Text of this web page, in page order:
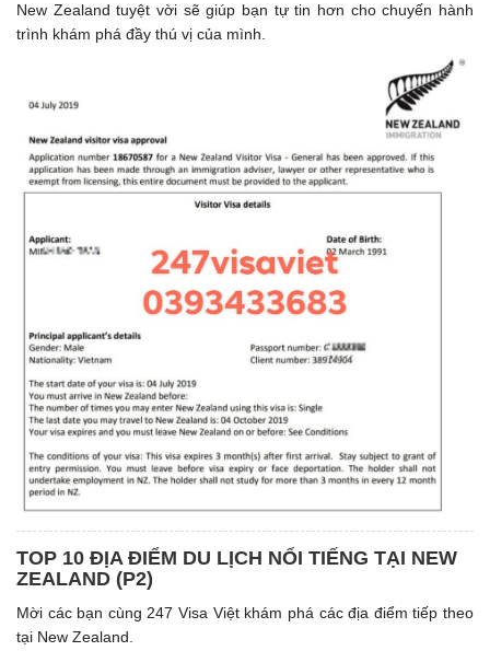
New Zealand tuyệt vời sẽ giúp bạn tự tin hơn cho chuyến hành
trình khám phá đầy thú vị của mình.
TOP 10 ĐỊA ĐIỂM DU LỊCH NỔI TIẾNG TẠI NEW
ZEALAND (P2)
Mời các bạn cùng 247 Visa Việt khám phá các địa điểm tiếp theo
tại New Zealand.